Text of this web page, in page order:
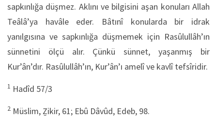
sapkınlığa düşmez. Aklını ve bilgisini aşan konuları Allah
Teâlâ’ya havâle eder. Bâtınî konularda bir idrak
yanılgısına ve sapkınlığa düşmemek için Rasûlullâh’ın
sünnetini ölçü alır. Çünkü sünnet, yaşanmış bir
Kur’ân’dır. Rasûlullâh’ın, Kur’ân’ı amelî ve kavlî tefsîridir.
1 Hadîd 57/3
2 Müslim, Ẕikir, 61; Ebû Dâvûd, Edeb, 98.